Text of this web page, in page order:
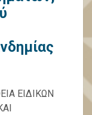
ΕΙΔΙΚΩΝ